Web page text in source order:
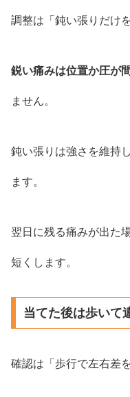
調整は「鈍い張りだけ
鋭い痛みは位置か圧が
ません。
鈍い張りは強さを維持
ます。
翌日に残る痛みが出た
短くします。
当てた後は歩いて
確認は「歩行で左右差